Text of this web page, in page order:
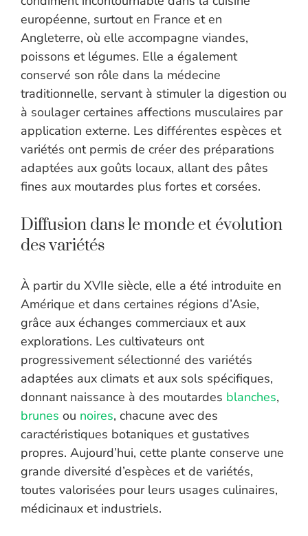
européenne, surtout en France et en
Angleterre, où elle accompagne viandes,
poissons et légumes. Elle a également
conservé son rôle dans la médecine
traditionnelle, servant à stimuler la digestion ou
à soulager certaines affections musculaires par
application externe. Les différentes espèces et
variétés ont permis de créer des préparations
adaptées aux goûts locaux, allant des pâtes
fines aux moutardes plus fortes et corsées.
Diffusion dans le monde et évolution
des variétés
À partir du XVIIe siècle, elle a été introduite en
Amérique et dans certaines régions d’Asie,
grâce aux échanges commerciaux et aux
explorations. Les cultivateurs ont
progressivement sélectionné des variétés
adaptées aux climats et aux sols spécifiques,
donnant naissance à des moutardes blanches,
brunes ou noires, chacune avec des
caractéristiques botaniques et gustatives
propres. Aujourd’hui, cette plante conserve une
grande diversité d’espèces et de variétés,
toutes valorisées pour leurs usages culinaires,
médicinaux et industriels.